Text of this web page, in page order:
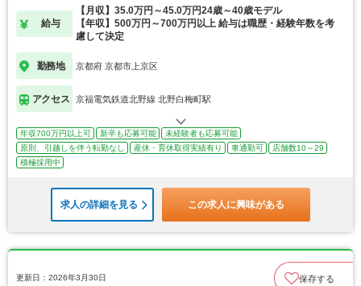
給与
【月収】35.0万円～45.0万円24歳～40歳モデル
【年収】500万円～700万円以上 給与は職歴・経験年数を考
慮して決定
勤務地 京都府 京都市上京区
アクセス 京福電気鉄道北野線 北野白梅町駅
年収700万円以上可 新卒も応募可能
未経験者も応募可能
原則、引越しを伴う転勤なし
産休・育休取得実績有り 車通勤可
店舗数10～29
積極採用中
求人の詳細を見る この求人に興味がある
更新日：2026年3月30日 保存する